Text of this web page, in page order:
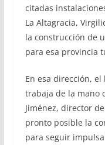
citadas
La Altagracia,
la construcción de
para esa provincia
En esa dirección,
trabaja de la mano
Jiménez, director
pronto posible la
para seguir